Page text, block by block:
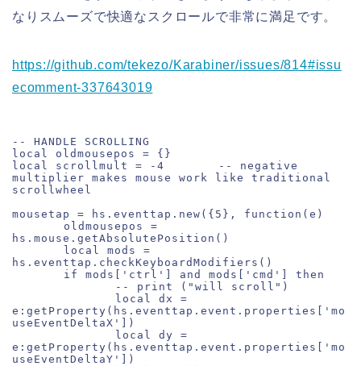
なりスムーズで快適なスクロールで非常に満足です。
https://github.com/tekezo/Karabiner/issues/814#issu
ecomment-337643019
-- HANDLE SCROLLING
local oldmousepos = {}
local scrollmult = -4	-- negative
multiplier makes mouse work like traditional
scrollwheel
mousetap = hs.eventtap.new({5}, function(e)
hs.mouse.getAbsolutePosition()
hs.eventtap.checkKeyboardModifiers()
e:getProperty(hs.eventtap.event.properties['mo
useEventDeltaX'])
e:getProperty(hs.eventtap.event.properties['mo
useEventDeltaY'])